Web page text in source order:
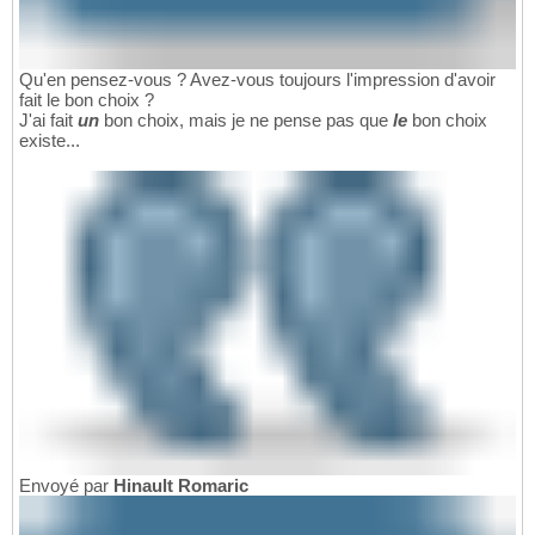
Qu'en pensez-vous ? Avez-vous toujours l'impression d'avoir
fait le bon choix ?
J'ai fait un bon choix, mais je ne pense pas que le bon choix
existe...
Envoyé par Hinault Romaric